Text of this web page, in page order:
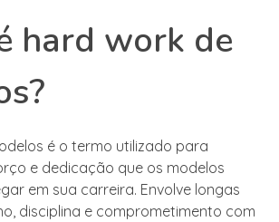
hard work de
é o termo utilizado para
e dedicação que os modelos
em sua carreira. Envolve longas
disciplina e comprometimento com